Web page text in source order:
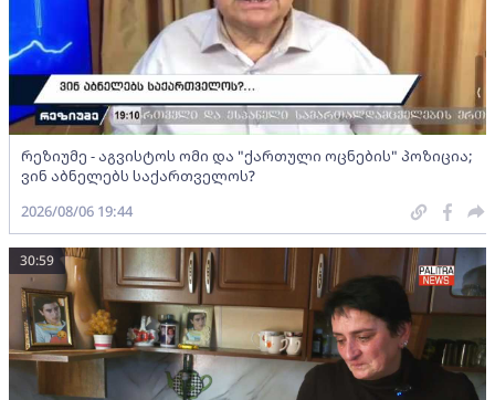
რეზიუმე - აგვისტოს ომი და "ქართული ოცნების" პოზიცია;
ვინ აბნელებს საქართველოს?
2026/08/06 19:44
30:59